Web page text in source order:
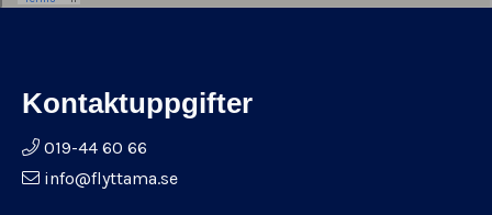
Kontaktuppgifter
019-44 60 66
info@flyttama.se